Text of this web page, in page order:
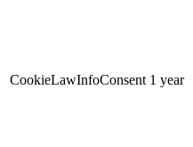
CookieLawInfoConsent 1 year